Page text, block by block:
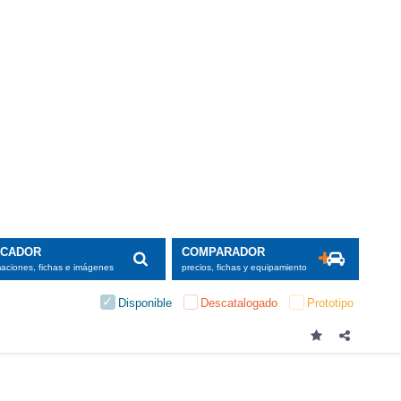
fichas e imágenes
COMPARADOR
precios, fichas y equipamiento
Disponible Descatalogado Prototipo
G20).
pequeño
volante,